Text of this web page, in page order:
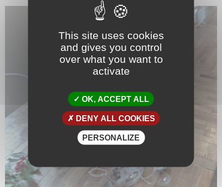
This site uses cookies
and gives you control
over what you want to
activate
OK, ACCEPT ALL
DENY ALL COOKIES
PERSONALIZE